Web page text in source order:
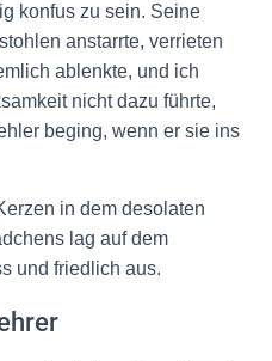
konfus zu sein. Seine
anstarrte, verrieten
ablenkte, und ich
nicht dazu führte,
beging, wenn er sie ins
in dem desolaten
lag auf dem
und friedlich aus.